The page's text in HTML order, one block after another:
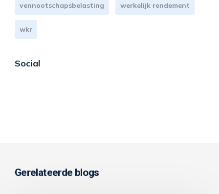
vennootschapsbelasting werkelijk rendement
wkr
Social
Gerelateerde blogs